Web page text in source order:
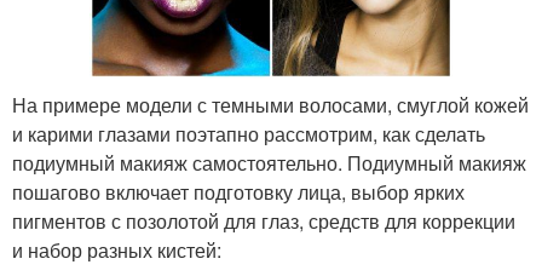
На примере модели с темными волосами, смуглой кожей
и карими глазами поэтапно рассмотрим, как сделать
подиумный макияж самостоятельно. Подиумный макияж
пошагово включает подготовку лица, выбор ярких
пигментов с позолотой для глаз, средств для коррекции
и набор разных кистей: